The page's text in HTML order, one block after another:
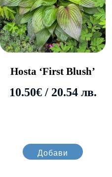
Hosta ‘First Blush’
10.50€/ 20.54 лв.
Добави